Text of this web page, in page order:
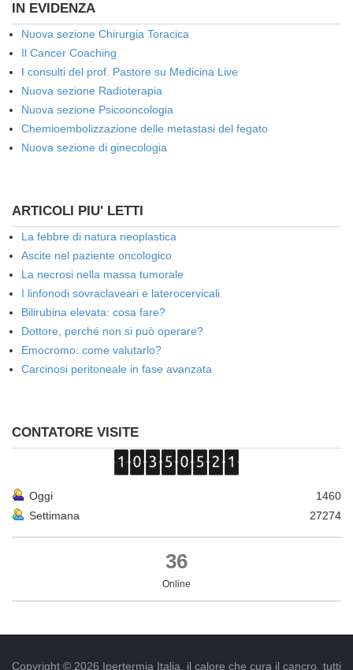
IN EVIDENZA
Nuova sezione Chirurgia Toracica
Il Cancer Coaching
I consulti del prof. Pastore su Medicina Live
Nuova sezione Radioterapia
Nuova sezione Psicooncologia
Chemioembolizzazione delle metastasi del fegato
Nuova sezione di ginecologia
ARTICOLI PIU' LETTI
La febbre di natura neoplastica
Ascite nel paziente oncologico
La necrosi nella massa tumorale
I linfonodi sovraclaveari e laterocervicali
Bilirubina elevata: cosa fare?
Dottore, perché non si può operare?
Emocromo: come valutarlo?
Carcinosi peritoneale in fase avanzata
CONTATORE VISITE
Oggi
1460
Settimana
27274
36
Online
Copyright © 2026 Ipertermia Italia, il calore che cura il cancro, tutti